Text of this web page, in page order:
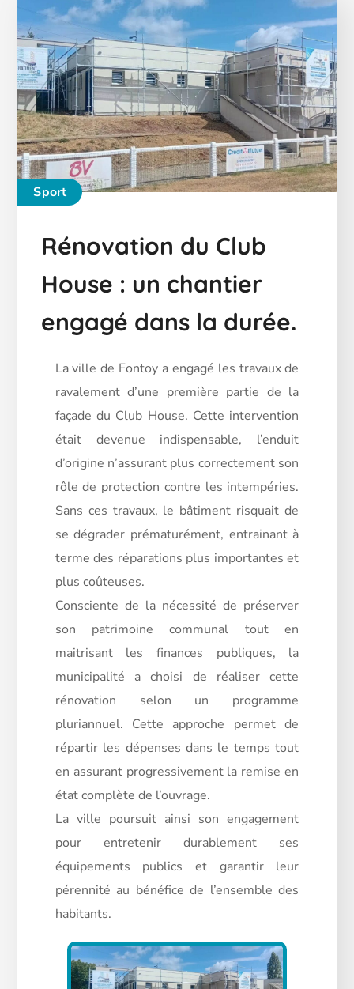
Sport
Rénovation du Club
House : un chantier
engagé dans la durée.
La ville de Fontoy a engagé les travaux de
ravalement d’une première partie de la
façade du Club House. Cette intervention
était devenue indispensable, l’enduit
d’origine n’assurant plus correctement son
rôle de protection contre les intempéries.
Sans ces travaux, le bâtiment risquait de
se dégrader prématurément, entrainant à
terme des réparations plus importantes et
plus coûteuses.
Consciente de la nécessité de préserver
son patrimoine communal tout en
maitrisant les finances publiques, la
municipalité a choisi de réaliser cette
rénovation selon un programme
pluriannuel. Cette approche permet de
répartir les dépenses dans le temps tout
en assurant progressivement la remise en
état complète de l’ouvrage.
La ville poursuit ainsi son engagement
pour entretenir durablement ses
équipements publics et garantir leur
pérennité au bénéfice de l’ensemble des
habitants.